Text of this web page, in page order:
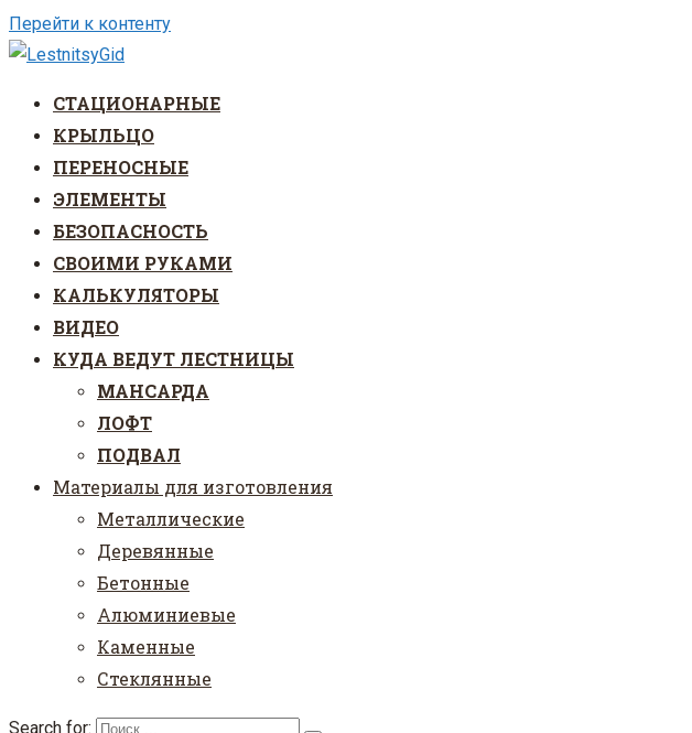
Перейти к контенту
СТАЦИОНАРНЫЕ
КРЫЛЬЦО
ПЕРЕНОСНЫЕ
ЭЛЕМЕНТЫ
БЕЗОПАСНОСТЬ
СВОИМИ РУКАМИ
КАЛЬКУЛЯТОРЫ
ВИДЕО
КУДА ВЕДУТ ЛЕСТНИЦЫ
МАНСАРДА
ЛОФТ
ПОДВАЛ
Материалы для изготовления
Металлические
Деревянные
Бетонные
Алюминиевые
Каменные
Стеклянные
Search for: